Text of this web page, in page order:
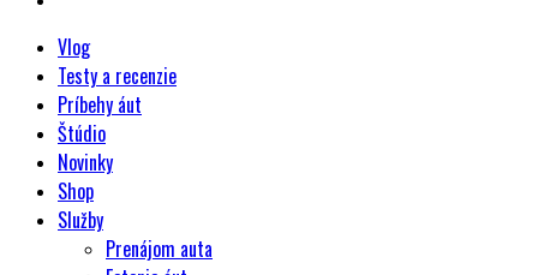
Vlog
Testy a recenzie
Príbehy áut
Štúdio
Novinky
Shop
Služby
Prenájom auta